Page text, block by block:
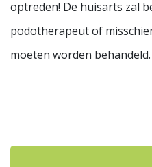
optreden! De huisarts zal
podotherapeut of
moeten worden behandeld.